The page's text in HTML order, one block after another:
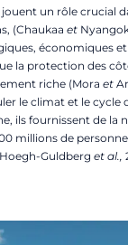
un rôle crucial
(Chaukaa et
économiques
la protection des
riche (Mora et
le climat et le cycle
ils fournissent de la
millions de
Guldberg et al.,